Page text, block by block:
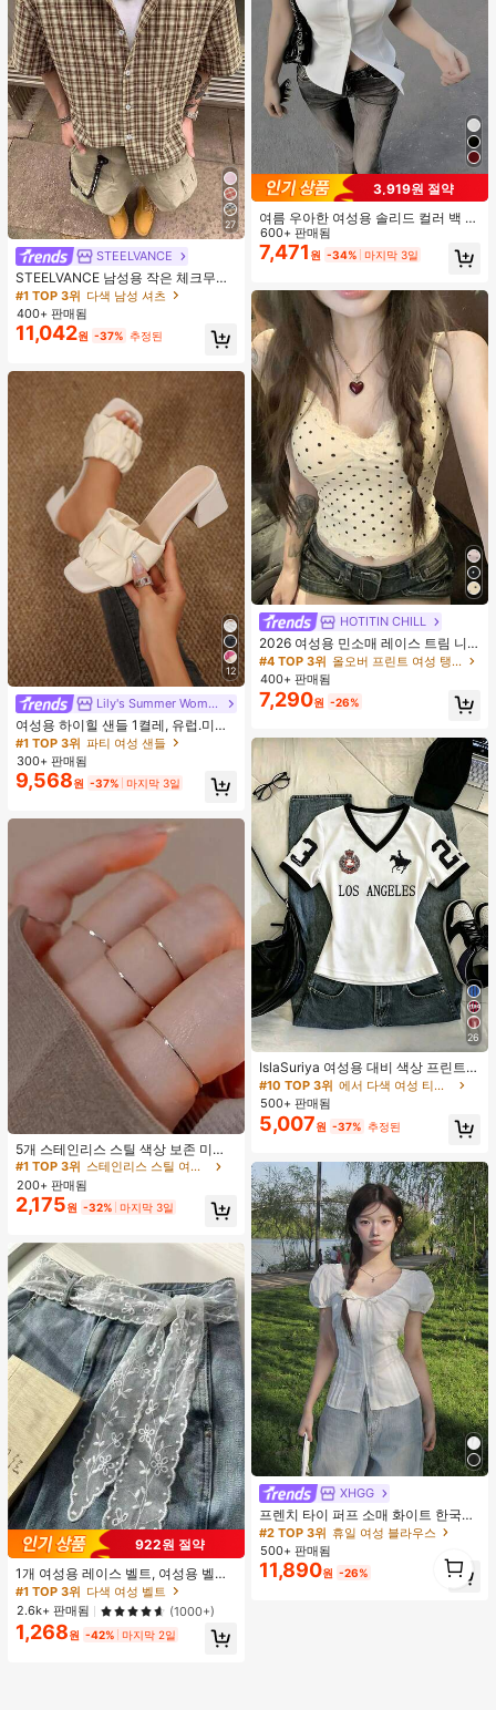
27
STEELVANCE
STEELVANCE 남성용 작은 체크무늬
반팔 셔츠, 단일 포켓 클래식 스타일,
격식 또는 캐주얼한 경우, 휴가, 식사,
사무실, 캐주얼 홈웨어에 적합, 다용
도, 편안한 원단 셔츠, 자신에게 입거
#1 TOP 3위 다색 남성 셔츠
400+ 판매됨
11,042원 -37% 추정된
12
Lily's Summer Women Shoes
여성용 하이힐 샌들 1켤레, 유럽.미국
플러스 사이즈 어머니날 선물, 패셔너
블하고 편안한 PU 미끄럼 방지 솔리
드 컬러 청키 힐 주름 텍스처 라운드
토 오픈토 슬립온 하이힐, 힐 높이 5c
m, 실내외 겸용, 귀엽고 고급스러운 데
일리.파티.볼.휴가.홈.캠퍼스.모임.오
피스용, 2026 봄/여름 신상 (약간 크게
#1 TOP 3위 파티 여성 샌들
300+ 판매됨
9,568원 -37% 마지막 3일
5개 스테인리스 스틸 색상 보존 미니
멀리스트 폴리싱 반지 세트, 우아한 니
치 디자인 스택형 반지 여성용
#1 TOP 3위
스테인리스 스틸 여성 반지
재고 5개 남음
#1 TOP 3위
스테인리스 스틸 여성 반지
재고 5개 남음
#1 TOP 3위
스테인리스 스틸 여성 반지
재고 5개 남음
#1 TOP 3위
200+ 판매됨
2,175원 -32% 마지막 3일
922원 절약
1개 여성용 레이스 벨트, 여성용 벨트,
다기능 바지 액세서리, 스카프 또는 벨
트로 사용 가능, 패션 긴 레이스 벨트
스카프, 플로럴 레이스 트림 스카프,
레이스 헤드밴드 헤드스카프 넥 스카
프 헤드밴드, 경량 자수 레이스 스카
#1 TOP 3위 다색 여성 벨트
2.6k+ 판매됨
(1000+)
1,268원 -42% 마지막 2일
3,919원 절약
여름 우아한 여성용 솔리드 컬러 백 타
이 셔츠 (참고: 가볍고 통기성 있는 얇
은 스타일) 허리 드로스트링 디자인 화
이트, 조용한 럭셔리
600+ 판매됨
7,471 원 -34% 마지막 3일
HOTITIN CHILL
2026 여성용 민소매 레이스 트림 니
트 캐미솔 탑, 블랙 & 화이트 폴카 도
트 피팅 브이넥 탑 캐주얼 휴가 여름
옐로우
#4 TOP 3위
올오버 프린트 여성 탱크 탑 & 카미스
400+ 판매됨
7,290원 -26%
26
IslaSuriya 여성용 대비 색상 프린트 V
넥 슬림핏 반팔 티셔츠
#10 TOP 3위
에서 다색 여성 티셔츠
500+ 판매됨
5,007원 -37% 추정된
XHGG
프렌치 타이 퍼프 소매 화이트 한국식
디자인 반팔 블라우스, 루즈핏 다용도
캐주얼 여름 상의
#2 TOP 3위 휴일 여성 블라우스
500+ 판매됨
11,890원 -26%
1